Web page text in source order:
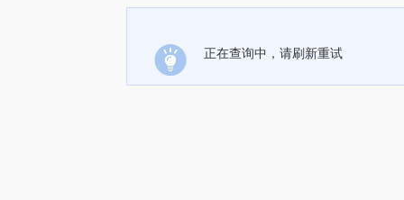
正在查询中，请刷新重试